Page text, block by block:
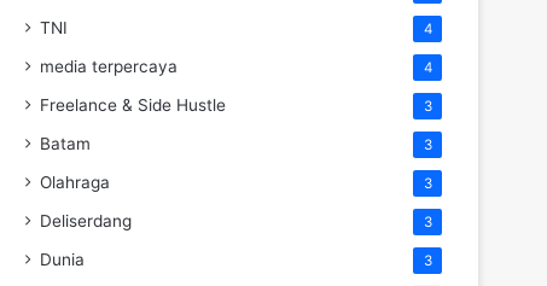
TNI 4
media terpercaya 4
Freelance & Side Hustle 3
Batam 3
Olahraga 3
Deliserdang 3
Dunia 3